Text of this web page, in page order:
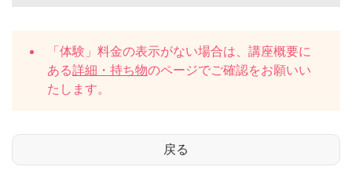
「体験」料金の表示がない場合は、講座概要に
ある詳細・持ち物のページでご確認をお願いい
たします。